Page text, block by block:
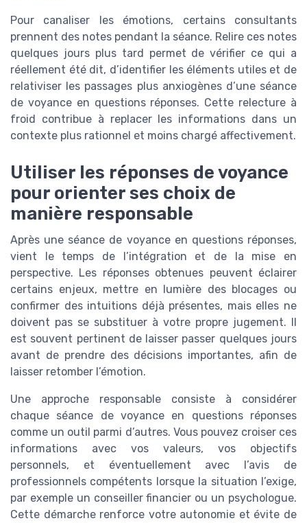
Pour canaliser les émotions, certains consultants
prennent des notes pendant la séance. Relire ces notes
quelques jours plus tard permet de vérifier ce qui a
réellement été dit, d’identifier les éléments utiles et de
relativiser les passages plus anxiogènes d’une séance
de voyance en questions réponses. Cette relecture à
froid contribue à replacer les informations dans un
contexte plus rationnel et moins chargé affectivement.
Utiliser les réponses de voyance
pour orienter ses choix de
manière responsable
Après une séance de voyance en questions réponses,
vient le temps de l’intégration et de la mise en
perspective. Les réponses obtenues peuvent éclairer
certains enjeux, mettre en lumière des blocages ou
confirmer des intuitions déjà présentes, mais elles ne
doivent pas se substituer à votre propre jugement. Il
est souvent pertinent de laisser passer quelques jours
avant de prendre des décisions importantes, afin de
laisser retomber l’émotion.
Une approche responsable consiste à considérer
chaque séance de voyance en questions réponses
comme un outil parmi d’autres. Vous pouvez croiser ces
informations avec vos valeurs, vos objectifs
personnels, et éventuellement avec l’avis de
professionnels compétents lorsque la situation l’exige,
par exemple un conseiller financier ou un psychologue.
Cette démarche renforce votre autonomie et évite de